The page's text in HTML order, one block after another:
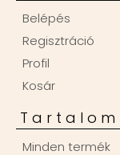
Belépés
Regisztráció
Profil
Kosár
Tartalom
Minden termék